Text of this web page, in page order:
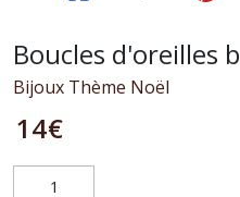
Boucles d'oreilles
Bijoux Thème Noël
14€